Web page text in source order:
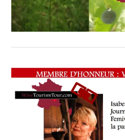
VIGNOBLES,
WINE
TASTING
WINE
FAME,
WINE
TOURISM
TOUR,
WINETASTINGVOUCHER.COM